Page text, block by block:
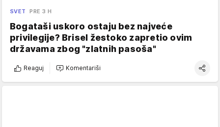
SVET PRE 3 H
Bogataši uskoro ostaju bez najveće
privilegije? Brisel žestoko zapretio ovim
državama zbog "zlatnih pasoša"
Reaguj Komentariši